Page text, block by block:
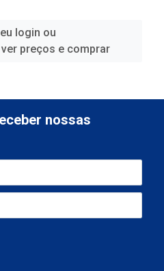
login ou
preços e comprar
nossas